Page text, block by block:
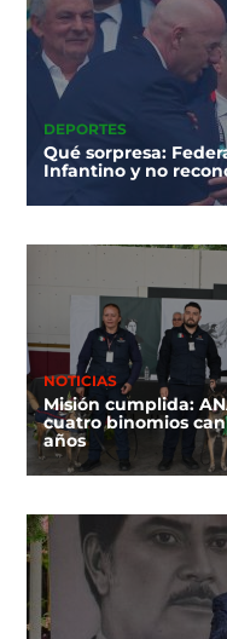
DEPORTES
Qué sorpresa:
Infantino y no
NOTICIAS
Misión cumplida:
cuatro binomios
años